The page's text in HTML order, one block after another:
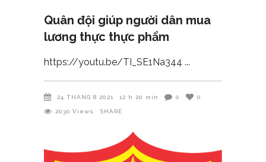
Quân đội giúp người dân mua
lương thực thực phẩm
https://youtu.be/TI_SE1Na344
24 THÁNG 8 2021 12 h 20 min 0 0
2030 Views SHARE